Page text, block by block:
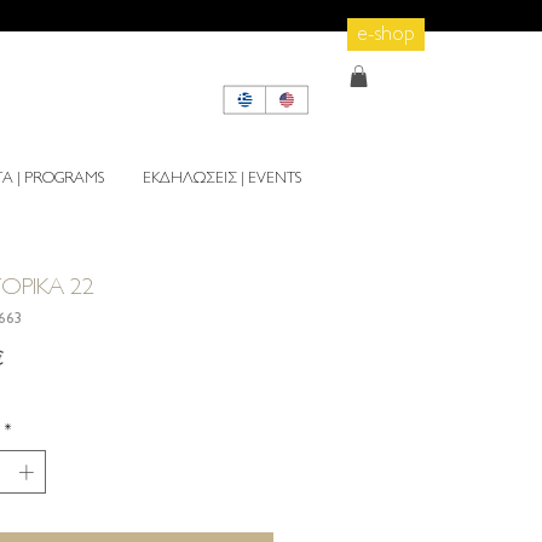
e-shop
PROGRAMS ΕΚΔΗΛΩΣΕΙΣ | EVENTS
22
Τιμή
*